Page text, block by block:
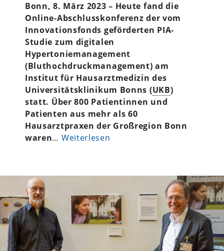
Bonn, 8. März 2023 – Heute fand die
Online-Abschlusskonferenz der vom
Innovationsfonds geförderten PIA-
Studie zum digitalen
Hypertoniemanagement
(Bluthochdruckmanagement) am
Institut für Hausarztmedizin des
Universitätsklinikum Bonns (UKB)
statt. Über 800 Patientinnen und
Patienten aus mehr als 60
Hausarztpraxen der Großregion Bonn
waren… Weiterlesen